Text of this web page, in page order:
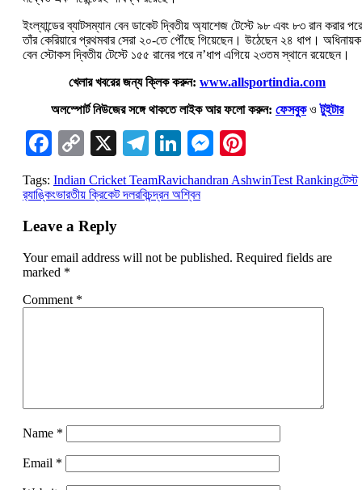
ইংল্যান্ডের ব্যাটসম্যান বেন ডাকেট দ্বিতীয় অ্যাশেজ টেস্টে ৯৮ এবং ৮৩ রান করার পরে
তাঁর কেরিয়ারে প্রথমবার সেরা ২০-তে পৌঁছে গিয়েছেন। উঠেছেন ২৪ ধাপ। অধিনায়ক
বেন স্টোকস দ্বিতীয় টেস্টে ১৫৫ রানের পরে ন’ধাপ এগিয়ে ২৩তম স্থানে রয়েছেন।
খেলার খবরের জন্য ক্লিক করুন: www.allsportindia.com
অলস্পোর্ট নিউজের সঙ্গে থাকতে লাইক আর ফলো করুন: ফেসবুকওটুইটার
Facebook
Copy
Link
X Telegram
LinkedIn
Messenger
Tags: Indian Cricket TeamRavichandran AshwinTest Rankingটেস্ট
র‍্যাঙ্কিংভারতীয় ক্রিকেট দলরবিচন্দ্রন অশ্বিন
Leave a Reply
Your email address will not be published. Required fields are
marked *
Comment *
Name *
Email *